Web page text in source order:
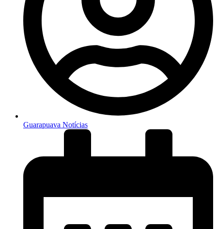
Guarapuava Notícias